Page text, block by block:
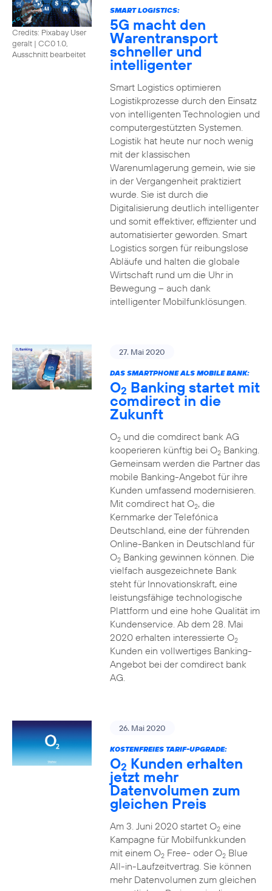
Credits: Pixabay User
geralt | CC0 1.0,
Ausschnitt bearbeitet
SMART LOGISTICS:
5G macht den
Warentransport
schneller und
intelligenter
Smart Logistics optimieren
Logistikprozesse durch den Einsatz
von intelligenten Technologien und
computergestützten Systemen.
Logistik hat heute nur noch wenig
mit der klassischen
Warenumlagerung gemein, wie sie
in der Vergangenheit praktiziert
wurde. Sie ist durch die
Digitalisierung deutlich intelligenter
und somit effektiver, effizienter und
automatisierter geworden. Smart
Logistics sorgen für reibungslose
Abläufe und halten die globale
Wirtschaft rund um die Uhr in
Bewegung – auch dank
intelligenter Mobilfunklösungen.
27. Mai 2020
DAS SMARTPHONE ALS MOBILE BANK:
O2 Banking startet mit
comdirect in die
Zukunft
O2und die comdirect bank AG
kooperieren künftig bei O2Banking.
Gemeinsam werden die Partner das
mobile Banking-Angebot für ihre
Kunden umfassend modernisieren.
Mit comdirect hat O2, die
Kernmarke der Telefónica
Deutschland, eine der führenden
Online-Banken in Deutschland für
O2Banking gewinnen können. Die
vielfach ausgezeichnete Bank
steht für Innovationskraft, eine
leistungsfähige technologische
Plattform und eine hohe Qualität im
Kundenservice. Ab dem 28. Mai
2020 erhalten interessierte O2
Kunden ein vollwertiges Banking-
Angebot bei der comdirect bank
AG.
26. Mai 2020
KOSTENFREIES TARIF-UPGRADE:
O2 Kunden erhalten
jetzt mehr
Datenvolumen zum
gleichen Preis
Am 3. Juni 2020 startet O2eine
Kampagne für Mobilfunkkunden
mit einem O2Free- oder O2Blue
All-in-Laufzeitvertrag. Sie können
mehr Datenvolumen zum gleichen